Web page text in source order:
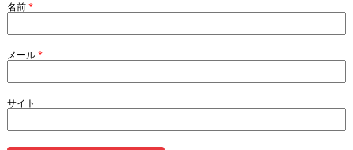
名前 *
メール *
サイト